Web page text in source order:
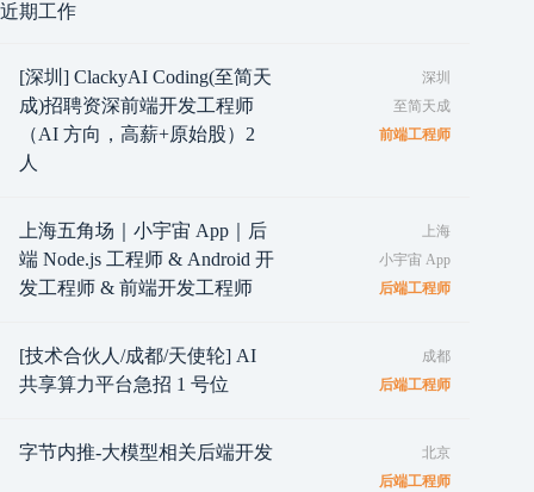
近期工作
[深圳] ClackyAI Coding(至简天
成)招聘资深前端开发工程师
（AI 方向，高薪+原始股）2
人
深圳
至简天成
前端工程师
上海五角场｜小宇宙 App｜后
端 Node.js 工程师 & Android 开
发工程师 & 前端开发工程师
上海
小宇宙 App
后端工程师
[技术合伙人/成都/天使轮] AI
共享算力平台急招 1 号位
成都
后端工程师
字节内推-大模型相关后端开发
北京
后端工程师